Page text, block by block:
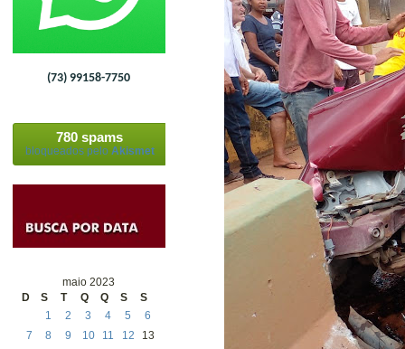
(73) 99158-7750
780 spams
bloqueados pelo Akismet
maio 2023
D
S T Q Q S
S
1
2 3 4 5
6
7
8 9 10 11 12
13